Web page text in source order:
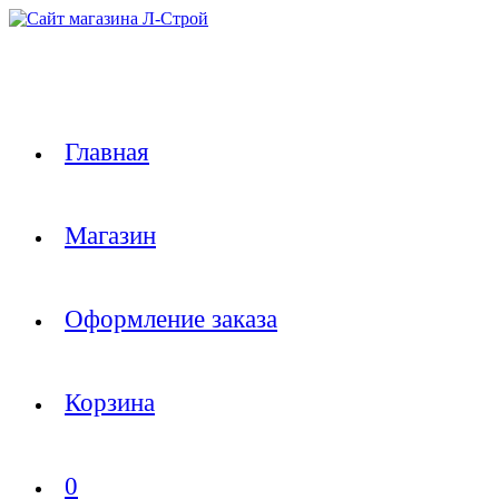
Перейти
Главная
Магазин
Оформление заказа
Корзина
0